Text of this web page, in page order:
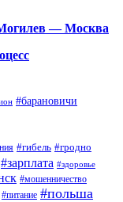
— Москва
#барановичи
#гибель #гродно
#зарплата #здоровье
#мошенничество
#питание #польша